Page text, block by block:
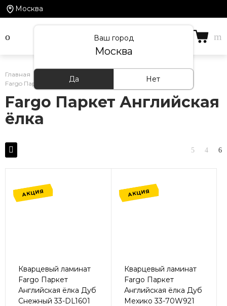
Москва
Ваш город
Москва
Да Нет
Главная Каталог товаров Кварцевый ламинат
Fargo Паркет Английская ёлка
Fargo Паркет Английская
ёлка
АКЦИЯ
Кварцевый ламинат
Fargo Паркет
Английская ёлка Дуб
Снежный 33-DL1601
АКЦИЯ
Кварцевый ламинат
Fargo Паркет
Английская ёлка Дуб
Мехико 33-70W921